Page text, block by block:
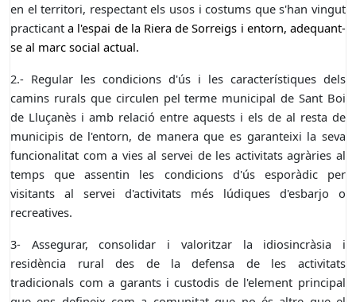
en el territori, respectant els usos i costums que s'han vingut
practicanta l'espai de la Riera de Sorreigs i entorn, adequant-
se al marc social actual.
2.- Regular les condicions d'ús i les característiques dels
camins rurals que circulen pel terme municipal de Sant Boi
de Lluçanès i amb relació entre aquests i els de al resta de
municipis de l'entorn, de manera que es garanteixi la seva
funcionalitat com a vies al servei de les activitats agràries al
temps que assentin les condicions d'ús esporàdic per
visitants al servei d'activitats més lúdiques d'esbarjo o
recreatives.
3- Assegurar, consolidar i valoritzar la idiosincràsia i
residència rural des de la defensa de les activitats
tradicionals com a garants i custodis de l'element principal